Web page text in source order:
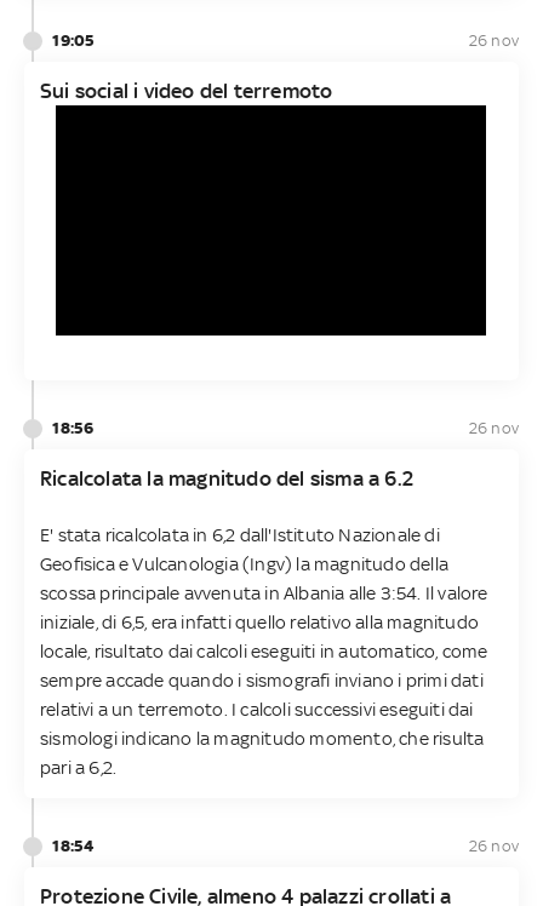
19:05 26 nov
Sui social i video del terremoto
18:56 26 nov
Ricalcolata la magnitudo del sisma a 6.2
E' stata ricalcolata in 6,2 dall'Istituto Nazionale di
Geofisica e Vulcanologia (Ingv) la magnitudo della
scossa principale avvenuta in Albania alle 3:54. Il valore
iniziale, di 6,5, era infatti quello relativo alla magnitudo
locale, risultato dai calcoli eseguiti in automatico, come
sempre accade quando i sismografi inviano i primi dati
relativi a un terremoto. I calcoli successivi eseguiti dai
sismologi indicano la magnitudo momento, che risulta
pari a 6,2.
18:54 26 nov
Protezione Civile, almeno 4 palazzi crollati a